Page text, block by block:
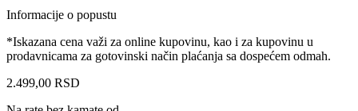
Informacije o popustu
*Iskazana cena važi za online kupovinu, kao i za kupovinu u
prodavnicama za gotovinski način plaćanja sa dospećem odmah.
2.499,00 RSD